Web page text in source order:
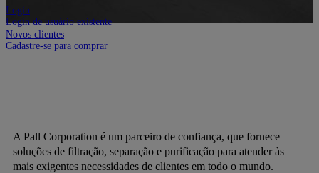
Login
Login de usuário existente
Novos clientes
Cadastre-se para comprar
A Pall Corporation é um parceiro de confiança, que fornece
soluções de filtração, separação e purificação para atender às
mais exigentes necessidades de clientes em todo o mundo.